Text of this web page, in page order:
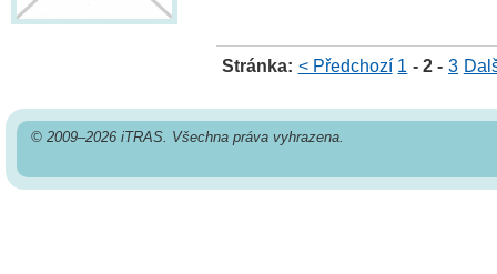
Stránka: < Předchozí 1 - 2 - 3
© 2009–2026 iTRAS. Všechna práva vyhrazena.